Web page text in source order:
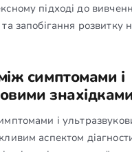
підході до
запобігання розвитку
симптомами і
і
аспектом